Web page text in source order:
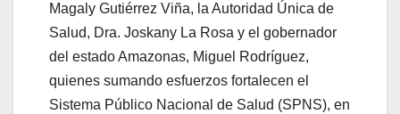
Magaly Gutiérrez Viña, la Autoridad Única de
Salud, Dra. Joskany La Rosa y el gobernador
del estado Amazonas, Miguel Rodríguez,
quienes sumando esfuerzos fortalecen el
Sistema Público Nacional de Salud (SPNS), en